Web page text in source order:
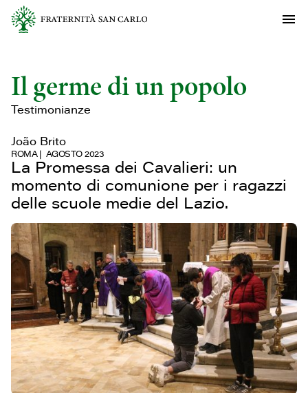
Il germe di un popolo
Testimonianze
João Brito
ROMA AGOSTO 2023
La Promessa dei Cavalieri: un
momento di comunione per i ragazzi
delle scuole medie del Lazio.